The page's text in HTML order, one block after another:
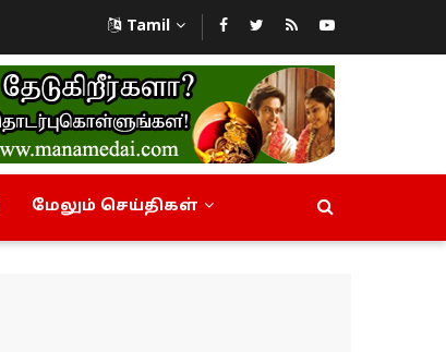
Tamil
மேலும் செய்திகள்